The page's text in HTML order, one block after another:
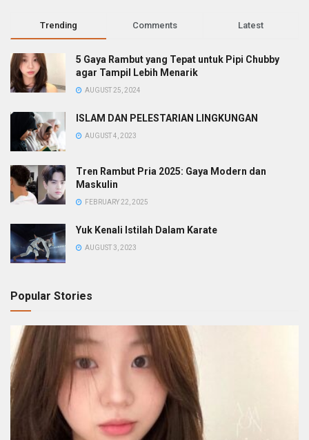
Trending Comments Latest
5 Gaya Rambut yang Tepat untuk Pipi Chubby
agar Tampil Lebih Menarik
AUGUST 25, 2024
ISLAM DAN PELESTARIAN LINGKUNGAN
AUGUST 4, 2023
Tren Rambut Pria 2025: Gaya Modern dan
Maskulin
FEBRUARY 22, 2025
Yuk Kenali Istilah Dalam Karate
AUGUST 3, 2023
Popular Stories